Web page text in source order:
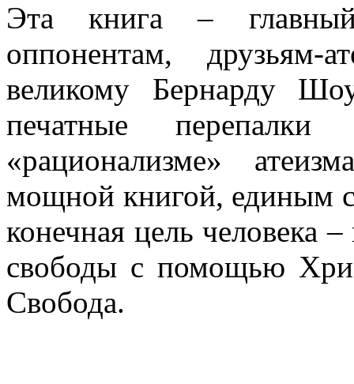
Эта книга –
оппонентам, друзьям-
великому Бернарду
печатные
«рационализме»
мощной книгой, единым
конечная цель человека
свободы с помощью
Свобода.